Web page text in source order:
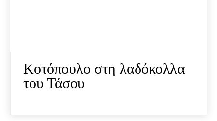
Κοτόπουλο στη λαδόκολλα
του Τάσου